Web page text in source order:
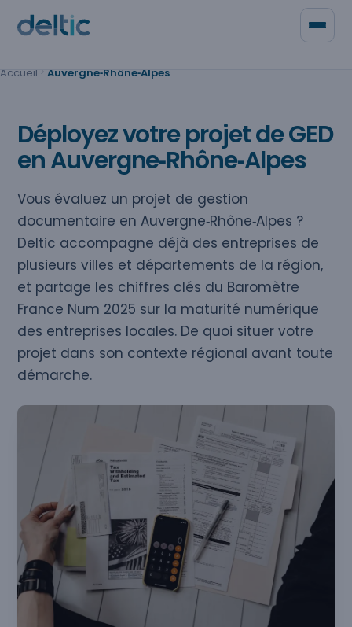
Qui sommes-nous
Contacter Deltic
Accueil Auvergne‑Rhône‑Alpes
Déployez votre projet de GED
en Auvergne‑Rhône‑Alpes
Vous évaluez un projet de gestion
documentaire en Auvergne‑Rhône‑Alpes ?
Deltic accompagne déjà des entreprises de
plusieurs villes et départements de la région,
et partage les chiffres clés du Baromètre
France Num 2025 sur la maturité numérique
des entreprises locales. De quoi situer votre
projet dans son contexte régional avant toute
démarche.
Panneau de gestion des cookies